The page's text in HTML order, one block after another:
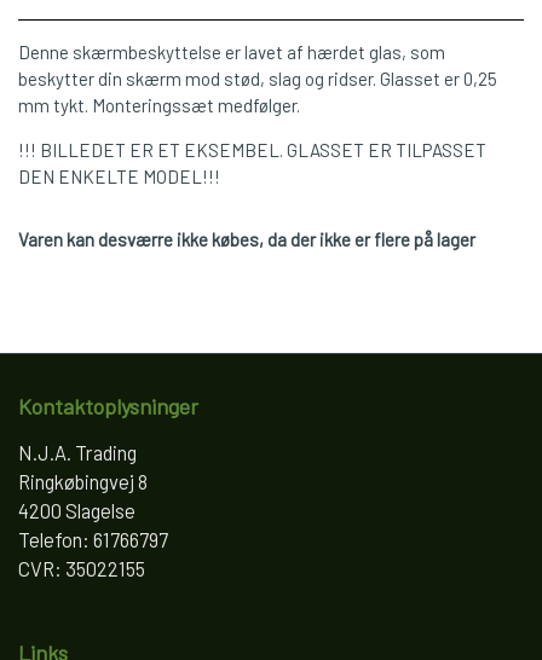
Denne skærmbeskyttelse er lavet af hærdet glas, som
beskytter din skærm mod stød, slag og ridser. Glasset er 0,25
mm tykt. Monteringssæt medfølger.
!!! BILLEDET ER ET EKSEMBEL. GLASSET ER TILPASSET
DEN ENKELTE MODEL!!!
Varen kan desværre ikke købes, da der ikke er flere på lager
Kontaktoplysninger
N.J.A. Trading
Ringkøbingvej 8
4200 Slagelse
Telefon: 61766797
CVR: 35022155
Links